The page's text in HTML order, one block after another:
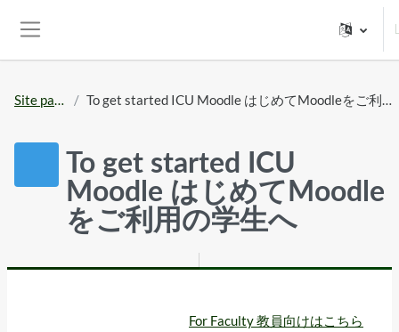
Site pages To get started ICU Moodle はじめてMoodleをご利用の学生へ
To get started ICU
Moodle はじめてMoodle
をご利用の学生へ
For Faculty 教員向けはこちら